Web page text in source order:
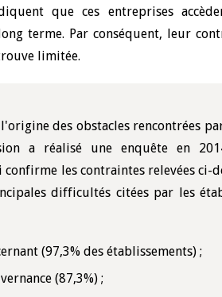
que ces entreprises
terme. Par conséquent, leur
limitée.
des obstacles rencontrées
a réalisé une enquête en
les contraintes relevées ci-
difficultés citées par les
(97,3% des établissements) ;
(87,3%) ;